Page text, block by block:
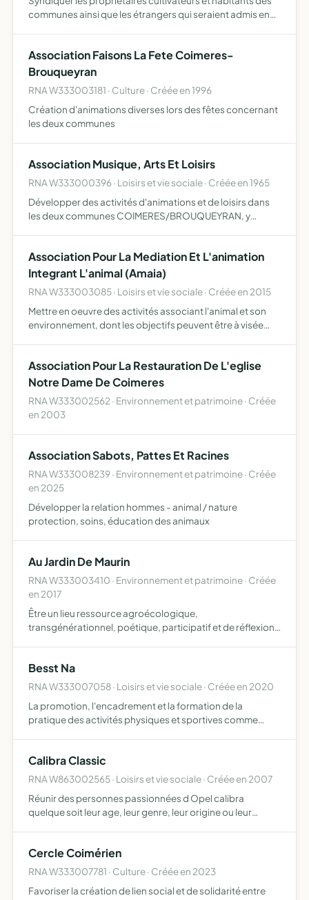
communes ainsi que les étrangers qui seraient admis en
Association Faisons La Fete Coimeres-
Brouqueyran
RNA W333003181 · Culture · Créée en 1996
Création d'animations diverses lors des fêtes concernant
les deux communes
Association Musique, Arts Et Loisirs
RNA W333000396 · Loisirs et vie sociale · Créée en 1965
Développer des activités d'animations et de loisirs dans
les deux communes COIMERES/BROUQUEYRAN, y
Association Pour La Mediation Et L'animation
Integrant L'animal (Amaia)
RNA W333003085 · Loisirs et vie sociale · Créée en 2015
Mettre en oeuvre des activités associant l'animal et son
environnement, dont les objectifs peuvent être à visée
Association Pour La Restauration De L'eglise
Notre Dame De Coimeres
RNA W333002562 · Environnement et patrimoine · Créée
en 2003
Association Sabots, Pattes Et Racines
RNA W333008239 · Environnement et patrimoine · Créée
en 2025
Développer la relation hommes - animal / nature
protection, soins, éducation des animaux
Au Jardin De Maurin
RNA W333003410 · Environnement et patrimoine · Créée
en 2017
Être un lieu ressource agroécologique,
transgénérationnel, poétique, participatif et de réflexion,
nature, à l'…
Besst Na
RNA W333007058 · Loisirs et vie sociale · Créée en 2020
La promotion, l'encadrement et la formation de la
pratique des activités physiques et sportives comme
Calibra Classic
RNA W863002565 · Loisirs et vie sociale · Créée en 2007
Réunir des personnes passionnées d Opel calibra
quelque soit leur age, leur genre, leur origine ou leur
Cercle Coimérien
RNA W333007781 · Culture · Créée en 2023
Favoriser la création de lien social et de solidarité entre